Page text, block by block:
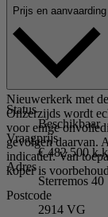
meetuitkomsten
van de meting.
van het gekochte
meetrapport
Deze informatie is
Nieuwerkerk met
Onzerzijds wordt
voor enige
gevolgen daarvan.
indicatief. Van
koper is
Prijs en aanvaarding
Status
Beschikbaar
Vraagprijs
€ 482.500
Adres
Sterremos 40
Postcode
2914 VG